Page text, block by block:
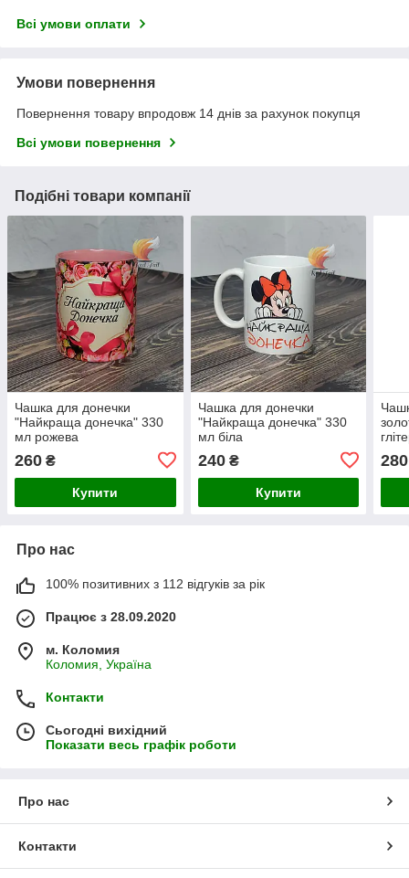
Всі умови оплати
Умови повернення
Повернення товару впродовж 14 днів за рахунок покупця
Всі умови повернення
Подібні товари компанії
Чашка для донечки
"Найкраща донечка" 330
мл рожева
260 ₴
Купити
Чашка для донечки
"Найкраща донечка" 330
мл біла
240₴
Купити
280
Про нас
100% позитивних з 112 відгуків за рік
Працює з 28.09.2020
м. Коломия
Коломия, Україна
Контакти
Сьогодні вихідний
Показати весь графік роботи
Про нас
Контакти